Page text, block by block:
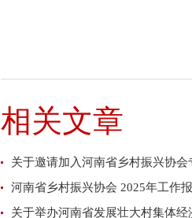
相关文章
关于邀请加入河南省乡村振兴协会
河南省乡村振兴协会 2025年工作
关于举办河南省发展壮大村集体